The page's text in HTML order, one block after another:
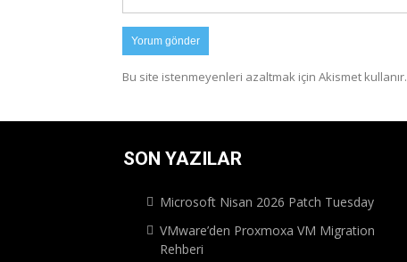
Bu site istenmeyenleri azaltmak için Akismet kullanır.
SON YAZILAR
Microsoft Nisan 2026 Patch Tuesday
VMware’den Proxmoxa VM Migration
Rehberi